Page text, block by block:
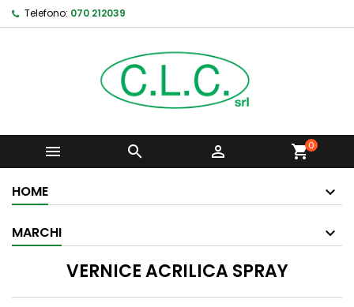
Telefono: 070 212039
   shopping_cart0
HOME
MARCHI
VERNICE ACRILICA SPRAY